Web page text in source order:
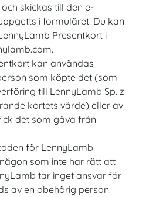
skickas till den e-
i formuläret. Du kan
Presentkort i
kan användas
som köpte det (som
till LennyLamb Sp. z
kortets värde) eller av
det som gåva från
för LennyLamb
som inte har rätt att
tar inget ansvar för
av en obehörig person.